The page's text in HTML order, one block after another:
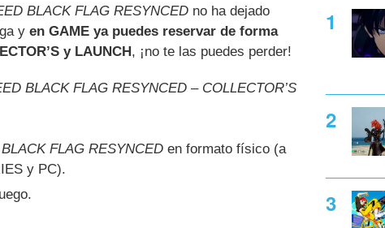
BLACK FLAG RESYNCED no ha dejado
y en GAME ya puedes reservar de forma
y LAUNCH, ¡no te las puedes perder!
BLACK FLAG RESYNCED – COLLECTOR’S
FLAG RESYNCED en formato físico (a
y PC).